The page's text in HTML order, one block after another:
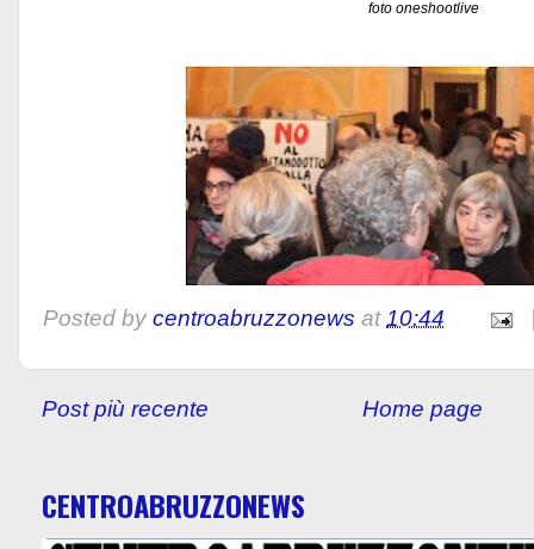
foto oneshootlive
Posted by centroabruzzonews at10:44
Post più recente Home page
CENTROABRUZZONEWS